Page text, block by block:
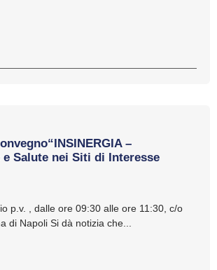
–
e Salute nei Siti di Interesse
p.v. , dalle ore 09:30 alle ore 11:30, c/o
di Napoli Si dà notizia che...